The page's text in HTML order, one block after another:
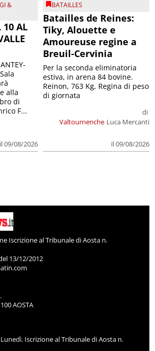
&
10 AL
il 09/08/2026
alla
di
F...
BATAILLES
Batailles de Reines:
Tiky, Alouette e
Amoureuse regine a
Breuil-Cervinia
Valtournenche
di
Luca Mercanti
il 09/08/2026
Per la seconda eliminatoria
estiva, in arena 84 bovine.
Reinon, 763 Kg, Regina di peso
di giornata
Iscrizione al Tribunale di Aosta n.
13/12/2012
AOSTA
Iscrizione al Tribunale di Aosta n.